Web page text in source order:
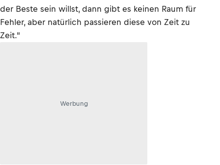
der Beste sein willst, dann gibt es keinen Raum für
Fehler, aber natürlich passieren diese von Zeit zu
Zeit."
Werbung